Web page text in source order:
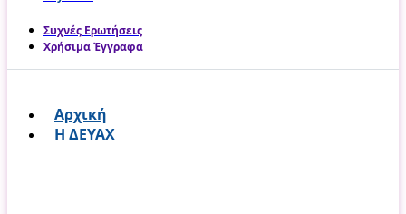
Συχνές Ερωτήσεις
Χρήσιμα Έγγραφα
Αρχική
Η ΔΕΥΑΧ